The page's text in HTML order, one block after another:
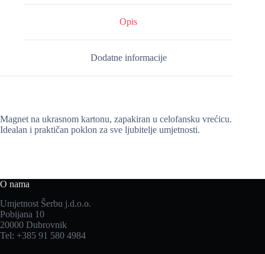
Opis
Dodatne informacije
Magnet na ukrasnom kartonu, zapakiran u celofansku vrećicu.
Idealan i praktičan poklon za sve ljubitelje umjetnosti.
O nama
Umjetnost Šerbu j.d.o.o.
Pobijana 10
20000 Dubrovnik
Tel: +385 91 580 4984